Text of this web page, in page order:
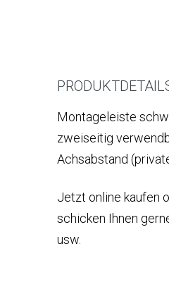
Montageleiste
zweiseitig
Achsabstand
Jetzt online kaufen
schicken Ihnen
usw.